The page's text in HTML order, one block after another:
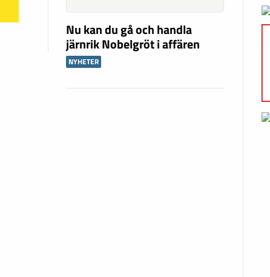
Nu kan du gå och handla
järnrik Nobelgröt i affären
NYHETER